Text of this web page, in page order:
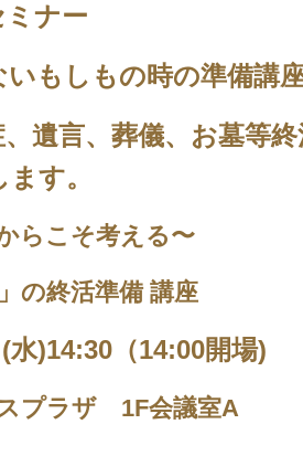
ミナー
いもしもの時の準備講
遺言、葬儀、お墓等
す。
らこそ考える〜
の終活準備 講座
水)14:30（14:00開場)
プラザ 1F会議室A